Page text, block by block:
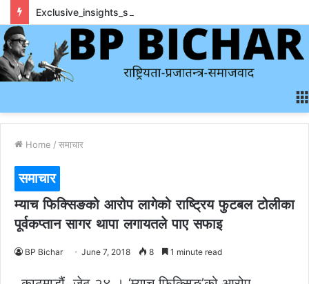
Home / समाचार
समाचार
म्याच फिक्सिङको आरोप लागेको राष्ट्रिय फुटबल टोलीका
पूर्वकप्तान सागर थापा लगायतले पाए सफाइ
BP Bichar June 7, 2018 8 1 minute read